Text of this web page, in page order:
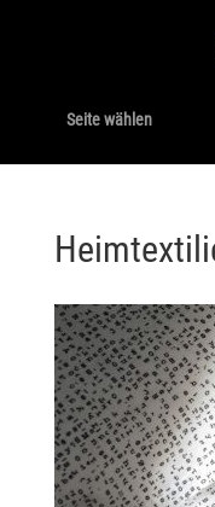
Seite wählen